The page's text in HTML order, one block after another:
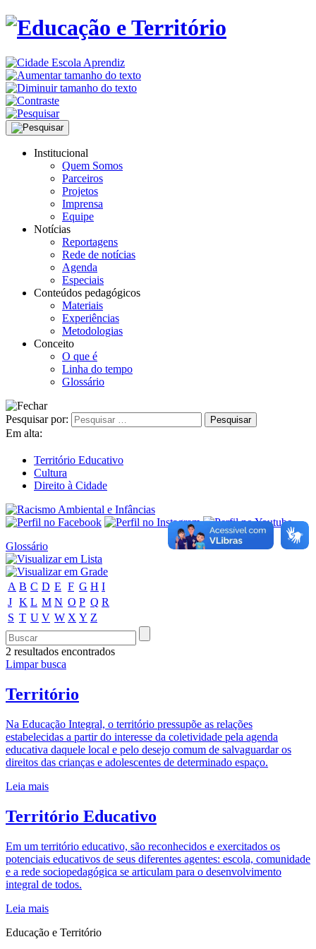
Institucional
Quem Somos
Parceiros
Projetos
Imprensa
Equipe
Notícias
Reportagens
Rede de notícias
Agenda
Especiais
Conteúdos pedagógicos
Materiais
Experiências
Metodologias
Conceito
O que é
Linha do tempo
Glossário
Pesquisar por:
Em alta:
Território Educativo
Cultura
Direito à Cidade
Glossário
A B C D E F G H I
J K L M N O P Q R
S T U V W X Y Z
2 resultados encontrados
Limpar busca
Território
Na Educação Integral, o território pressupõe as relações
estabelecidas a partir do interesse da coletividade pela agenda
educativa daquele local e pelo desejo comum de salvaguardar os
direitos das crianças e adolescentes de determinado espaço.
Leia mais
Território Educativo
Em um território educativo, são reconhecidos e exercitados os
potenciais educativos de seus diferentes agentes: escola, comunidade
e a rede sociopedagógica se articulam para o desenvolvimento
integral de todos.
Leia mais
Educação e Território